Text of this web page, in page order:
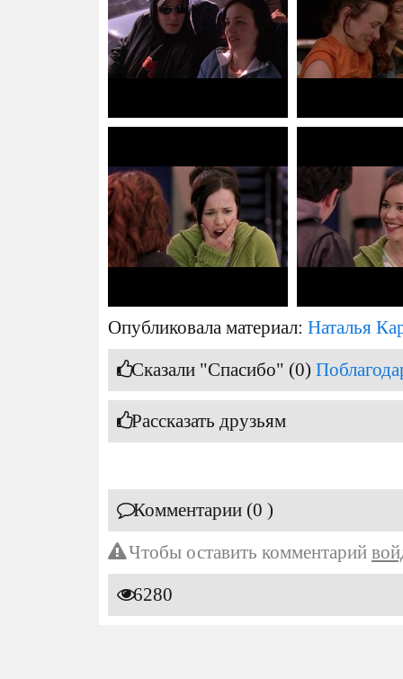
Опубликовала материал: Наталья
Сказали "Спасибо" (0)
Рассказать друзьям
Комментарии (0 )
Чтобы оставить комментарий
6280